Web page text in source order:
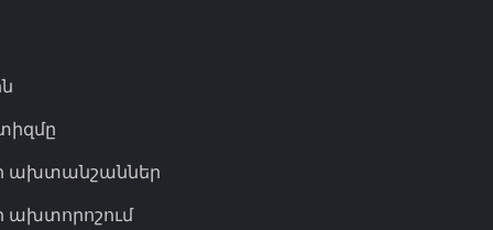
ախտանշաններ
ախտորոշում